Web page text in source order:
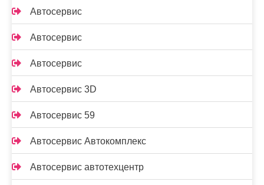
Автосервис
Автосервис
Автосервис
Автосервис 3D
Автосервис 59
Автосервис Автокомплекс
Автосервис автотехцентр